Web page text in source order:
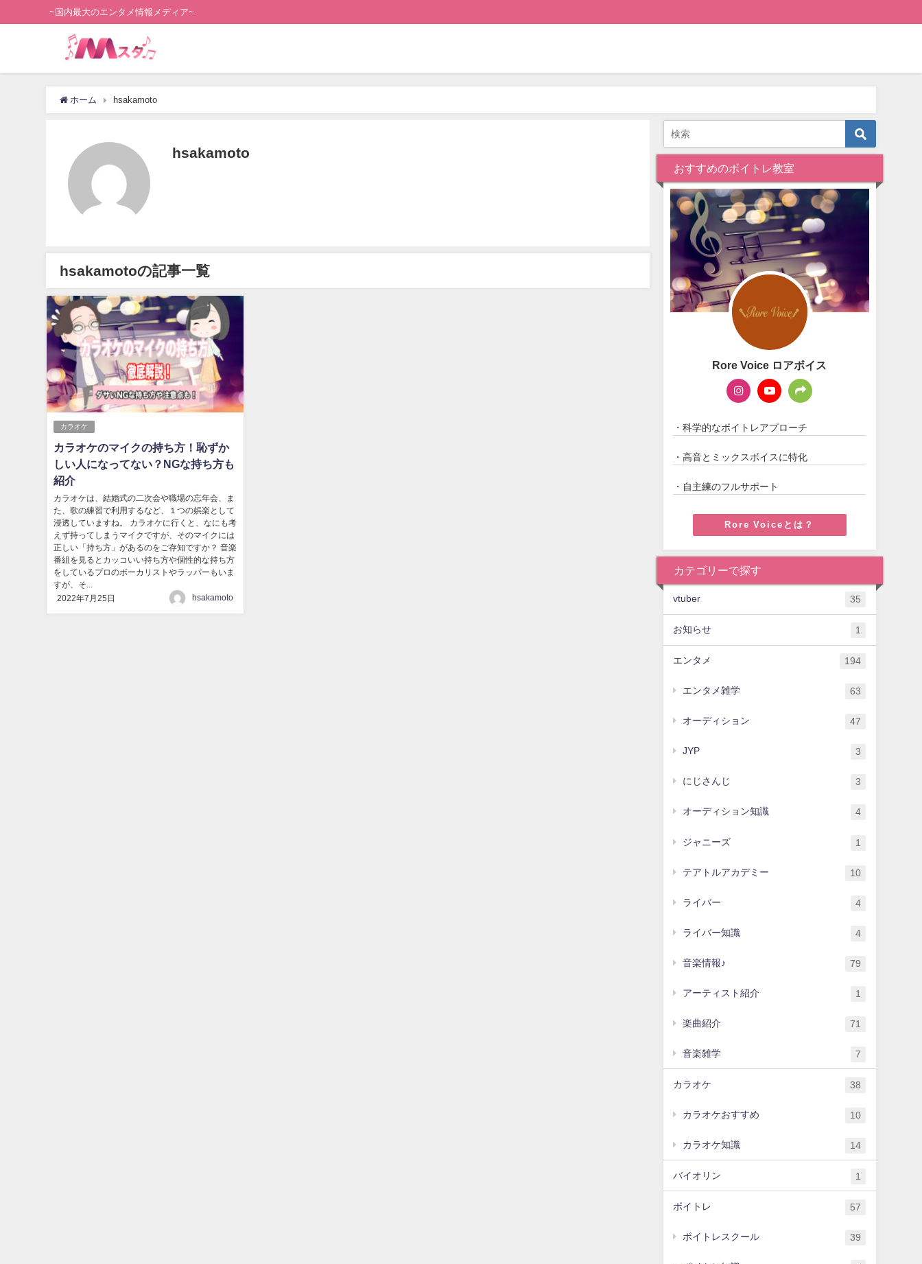
~国内最大のエンタメ情報メディア~
ホーム hsakamoto
hsakamoto
hsakamotoの記事一覧
カラオケ
カラオケのマイクの持ち方！恥ずか
しい人になってない？NGな持ち方も
紹介
カラオケは、結婚式の二次会や職場の忘年会、ま
た、歌の練習で利用するなど、１つの娯楽として
浸透していますね。 カラオケに行くと、なにも考
えず持ってしまうマイクですが、そのマイクには
正しい「持ち方」があるのをご存知ですか？ 音楽
番組を見るとカッコいい持ち方や個性的な持ち方
をしているプロのボーカリストやラッパーもいま
すが、そ...
2022年7月25日
hsakamoto
おすすめのボイトレ教室
Rore Voice ロアボイス
・科学的なボイトレアプローチ
・高音とミックスボイスに特化
・自主練のフルサポート
Rore Voiceとは？
カテゴリーで探す
vtuber 35
お知らせ 1
エンタメ 194
エンタメ雑学 63
オーディション 47
JYP 3
にじさんじ 3
オーディション知識 4
ジャニーズ 1
テアトルアカデミー 10
ライバー 4
ライバー知識 4
音楽情報♪ 79
アーティスト紹介 1
楽曲紹介 71
音楽雑学 7
カラオケ 38
カラオケおすすめ 10
カラオケ知識 14
バイオリン 1
ボイトレ 57
ボイトレスクール 39